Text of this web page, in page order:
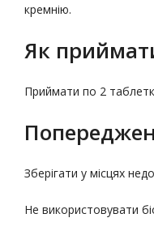
кремнію.
Як
Приймати по 2
Зберігати у місцях
Не використовувати